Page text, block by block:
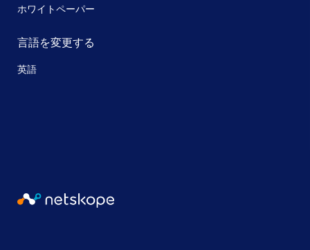
ホワイトペーパー
言語を変更する
英語